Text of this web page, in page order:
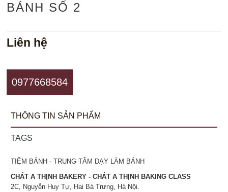
BÁNH SỐ 2
Liên hệ
0977668584
THÔNG TIN SẢN PHẨM
TAGS
TIỆM BÁNH - TRUNG TÂM DẠY LÀM BÁNH
CHÁT A THỊNH BAKERY - CHÁT A THỊNH BAKING CLASS
2C, Nguyễn Huy Tự, Hai Bà Trưng, Hà Nội.